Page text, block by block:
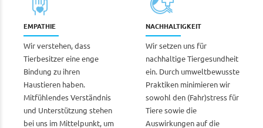
EMPATHIE
Wir verstehen, dass
Tierbesitzer eine enge
Bindung zu ihren
Haustieren haben.
Mitfühlendes Verständnis
und Unterstützung stehen
bei uns im Mittelpunkt, um
NACHHALTIGKEIT
Wir setzen uns für
nachhaltige Tiergesundheit
ein. Durch umweltbewusste
Praktiken minimieren wir
sowohl den (Fahr)stress für
Tiere sowie die
Auswirkungen auf die